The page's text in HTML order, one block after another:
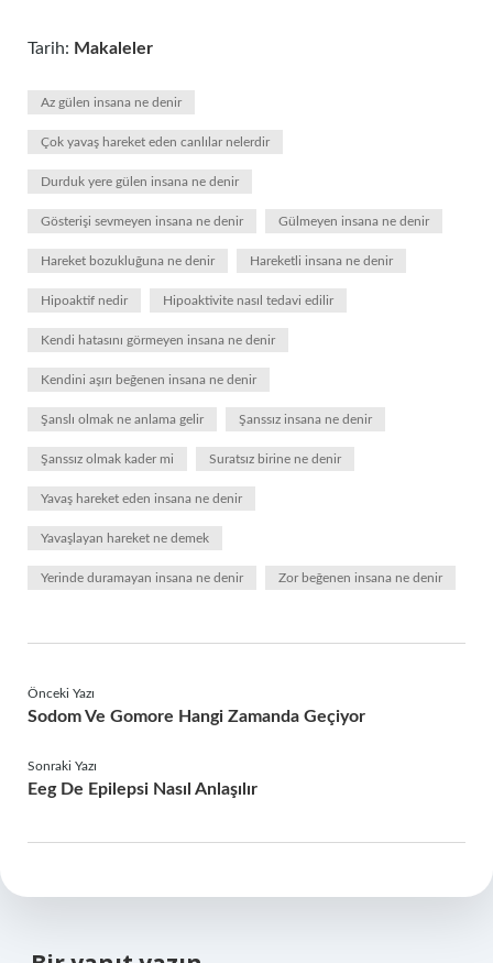
Tarih: Makaleler
Az gülen insana ne denir
Çok yavaş hareket eden canlılar nelerdir
Durduk yere gülen insana ne denir
Gösterişi sevmeyen insana ne denir Gülmeyen insana ne denir
Hareket bozukluğuna ne denir Hareketli insana ne denir
Hipoaktif nedir Hipoaktivite nasıl tedavi edilir
Kendi hatasını görmeyen insana ne denir
Kendini aşırı beğenen insana ne denir
Şanslı olmak ne anlama gelir Şanssız insana ne denir
Şanssız olmak kader mi Suratsız birine ne denir
Yavaş hareket eden insana ne denir
Yavaşlayan hareket ne demek
Yerinde duramayan insana ne denir Zor beğenen insana ne denir
Önceki Yazı
Sodom Ve Gomore Hangi Zamanda Geçiyor
Sonraki Yazı
Eeg De Epilepsi Nasıl Anlaşılır